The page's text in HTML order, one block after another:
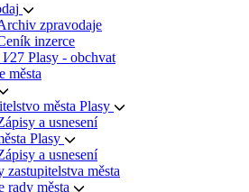
zpravodaje
inzerce
Plasy - obchvat
města
města Plasy
a usnesení
Plasy
a usnesení
zastupitelstva města
rady města